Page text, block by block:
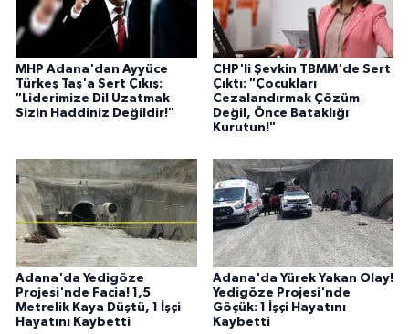
MHP Adana'dan Ayyüce
Türkeş Taş'a Sert Çıkış:
"Liderimize Dil Uzatmak
Sizin Haddiniz Değildir!"
CHP'li Şevkin TBMM'de Sert
Çıktı: "Çocukları
Cezalandırmak Çözüm
Değil, Önce Bataklığı
Kurutun!"
Adana'da Yedigöze
Projesi'nde Facia! 1,5
Metrelik Kaya Düştü, 1 İşçi
Hayatını Kaybetti
Adana'da Yürek Yakan Olay!
Yedigöze Projesi'nde
Göçük: 1 İşçi Hayatını
Kaybetti